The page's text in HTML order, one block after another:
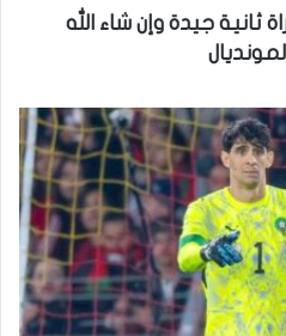
ثانية جيدة وإن شاء الله